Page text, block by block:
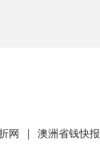
网 | 澳洲省钱快报